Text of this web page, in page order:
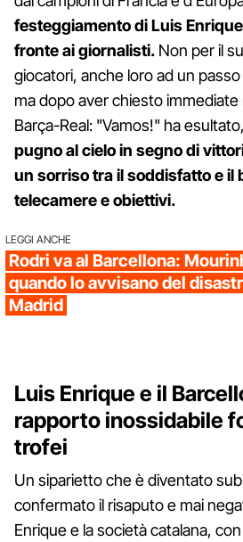
festeggiamento di Luis
fronte ai giornalisti. Non per il
giocatori, anche loro ad un
ma dopo aver chiesto
Barça-Real: "Vamos!" ha
pugno al cielo in segno di
un sorriso tra il soddisfatto e il
telecamere e obiettivi.
LEGGI ANCHE
Rodri va al Barcellona:
quando lo avvisano del
Madrid
Luis Enrique e il
rapporto inossidabile
trofei
Un siparietto che è diventato
confermato il risaputo e mai
Enrique e la società catalana,